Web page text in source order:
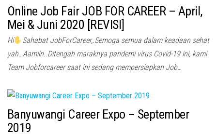
Online Job Fair JOB FOR CAREER – April,
Mei & Juni 2020 [REVISI]
Hi
Sahabat JobForCareer,.Semoga semua dalam keadaan sehat
yah…Aamiin..Ditengah maraknya pandemi virus Covid-19 ini, kami
Team Jobforcareer saat ini sedang mempersiapkan Job…
Banyuwangi Career Expo – September
2019